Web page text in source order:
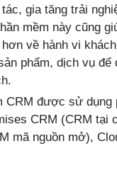
gia tăng trải
mềm này cũng
về hành vi
phẩm, dịch vụ để
CRM được sử dụng
CRM (CRM tại
mã nguồn mở),